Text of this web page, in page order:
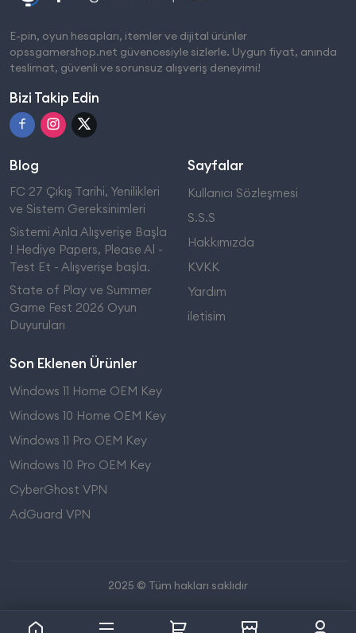
E-pin, oyun hesapları, itemler ve dijital ürünler
opssgamershop.net güvencesiyle sizlerle. Uygun fiyat, anında
teslimat, güvenli ve sorunsuz alışveriş deneyimi!
Bizi Takip Edin
Blog
FC 27 Çıkış Tarihi, Yenilikleri
ve Sistem Gereksinimleri
Sistemi Anla Alışverişe Başla
! Hediye Papers, Please Al -
Test Et - Alışverişe başla.
State of Play ve Summer
Game Fest 2026 Oyun
Duyuruları
Sayfalar
Kullanıcı Sözleşmesi
S.S.S
Hakkımızda
KVKK
Yardım
iletisim
Son Eklenen Ürünler
Windows 11 Home OEM Key
Windows 10 Home OEM Key
Windows 11 Pro OEM Key
Windows 10 Pro OEM Key
CyberGhost VPN
AdGuard VPN
2025 © Tüm hakları saklıdır